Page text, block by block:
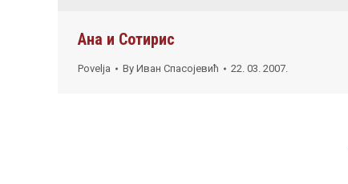
Ана и Сотирис
Povelja By Иван Спасојевић 22. 03. 2007.